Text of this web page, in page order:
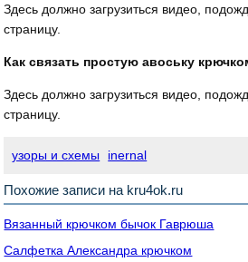
Здесь должно загрузиться видео,
страницу.
Как связать простую авоську
Здесь должно загрузиться видео,
страницу.
узоры и схемы inernal
Похожие записи на kru4ok.ru
Вязанный крючком бычок Гаврюша
Салфетка Александра крючком